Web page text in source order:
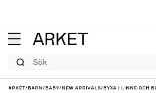
ARKET/Barn/Baby/New arrivals/Byxa i linne och